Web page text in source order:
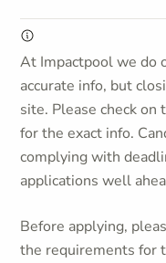
At Impactpool we do
accurate info, but
site. Please check on
for the exact info.
complying with
applications well
Before applying,
the requirements for